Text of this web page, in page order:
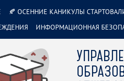
🍂 ОСЕННИЕ КАНИКУЛЫ
ИНФОРМАЦИОННАЯ